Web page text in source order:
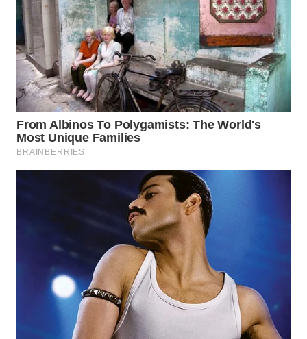
WN
SURABAYA
WN
NATUNA
WN
BINTAN
WN
WN
LABUANBAJO